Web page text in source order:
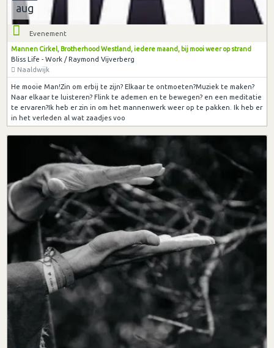
aug
Evenement
Mannen Cirkel, Brotherhood Westland, iedere maand, bij mooi weer op strand
Bliss Life - Work / Raymond Vijverberg
Naaldwijk
He mooie Man!Zin om erbij te zijn? Elkaar te ontmoeten?Muziek te maken?
Naar elkaar te luisteren? Flink te ademen en te bewegen? en een meditatie
te ervaren?Ik heb er zin in om het mannenwerk weer op te pakken. Ik heb er
in het verleden al wat zaadjes voo